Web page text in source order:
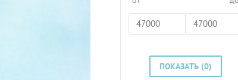
ПОКАЗАТЬ (0)